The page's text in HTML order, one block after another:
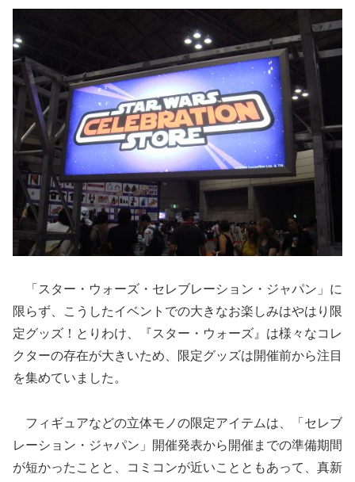
「スター・ウォーズ・セレブレーション・ジャパン」に
限らず、こうしたイベントでの大きなお楽しみはやはり限
定グッズ！とりわけ、『スター・ウォーズ』は様々なコレ
クターの存在が大きいため、限定グッズは開催前から注目
を集めていました。
フィギュアなどの立体モノの限定アイテムは、「セレブ
レーション・ジャパン」開催発表から開催までの準備期間
が短かったことと、コミコンが近いことともあって、真新